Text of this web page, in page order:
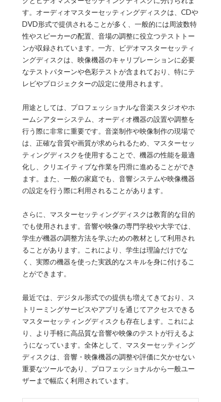
す。オーディオマスターセッティングディスクは、CDや
DVD形式で提供されることが多く、一般的には周波数特
性やスピーカーの配置、音場の調整に役立つテストトー
ンが収録されています。一方、ビデオマスターセッティ
ングディスクは、映像機器のキャリブレーションに必要
なテストパターンや色彩テストが含まれており、特にテ
レビやプロジェクターの設定に使用されます。
用途としては、プロフェッショナルな音楽スタジオやホ
ームシアターシステム、オーディオ機器の設置や調整を
行う際に非常に重要です。音楽制作や映像制作の現場で
は、正確な音質や画質が求められるため、マスターセッ
ティングディスクを使用することで、機器の性能を最適
化し、クリエイティブな作業を円滑に進めることができ
ます。また、一般の家庭でも、音響システムや映像機器
の設定を行う際に利用されることがあります。
さらに、マスターセッティングディスクは教育的な目的
でも使用されます。音響や映像の専門学校や大学では、
学生が機器の調整方法を学ぶための教材として利用され
ることがあります。これにより、学生は理論だけでな
く、実際の機器を使った実践的なスキルを身に付けるこ
とができます。
最近では、デジタル形式での提供も増えてきており、ス
トリーミングサービスやアプリを通じてアクセスできる
マスターセッティングディスクも存在します。これによ
り、より手軽に高品質な音響や映像のテストが行えるよ
うになっています。全体として、マスターセッティング
ディスクは、音響・映像機器の調整や評価に欠かせない
重要なツールであり、プロフェッショナルから一般ユー
ザーまで幅広く利用されています。